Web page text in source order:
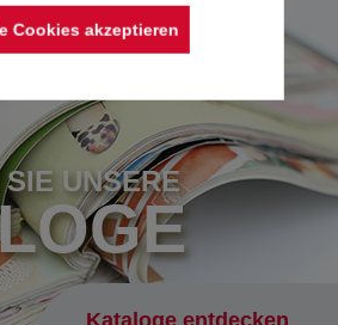
UNSERE
Kataloge entdecken
Cookies akzeptieren